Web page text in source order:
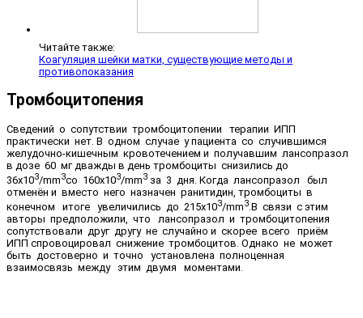
Читайте также:
Коагуляция шейки матки, существующие методы и
противопоказания
Тромбоцитопения
Сведений о сопутствии тромбоцитопении терапии ИПП
практически нет. В одном случае у пациента со случившимся
желудочно-кишечным кровотечением и получавшим лансопразол
в дозе 60 мг дважды в день тромбоциты снизились до
36х103/mm3со 160х103/mm3 за 3 дня. Когда лансопразол был
отменён и вместо него назначен ранитидин, тромбоциты в
конечном итоге увеличились до 215х103/mm3.В связи с этим
авторы предположили, что лансопразол и тромбоцитопения
сопутствовали друг другу не случайно и скорее всего приём
ИПП спровоцировал снижение тромбоцитов. Однако не может
быть достоверно и точно установлена полноценная
взаимосвязь между этим двумя моментами.